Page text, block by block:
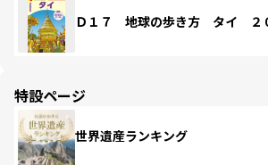
Ｄ１７ 地球の歩き方 タイ ２
特設ページ
世界遺産ランキング